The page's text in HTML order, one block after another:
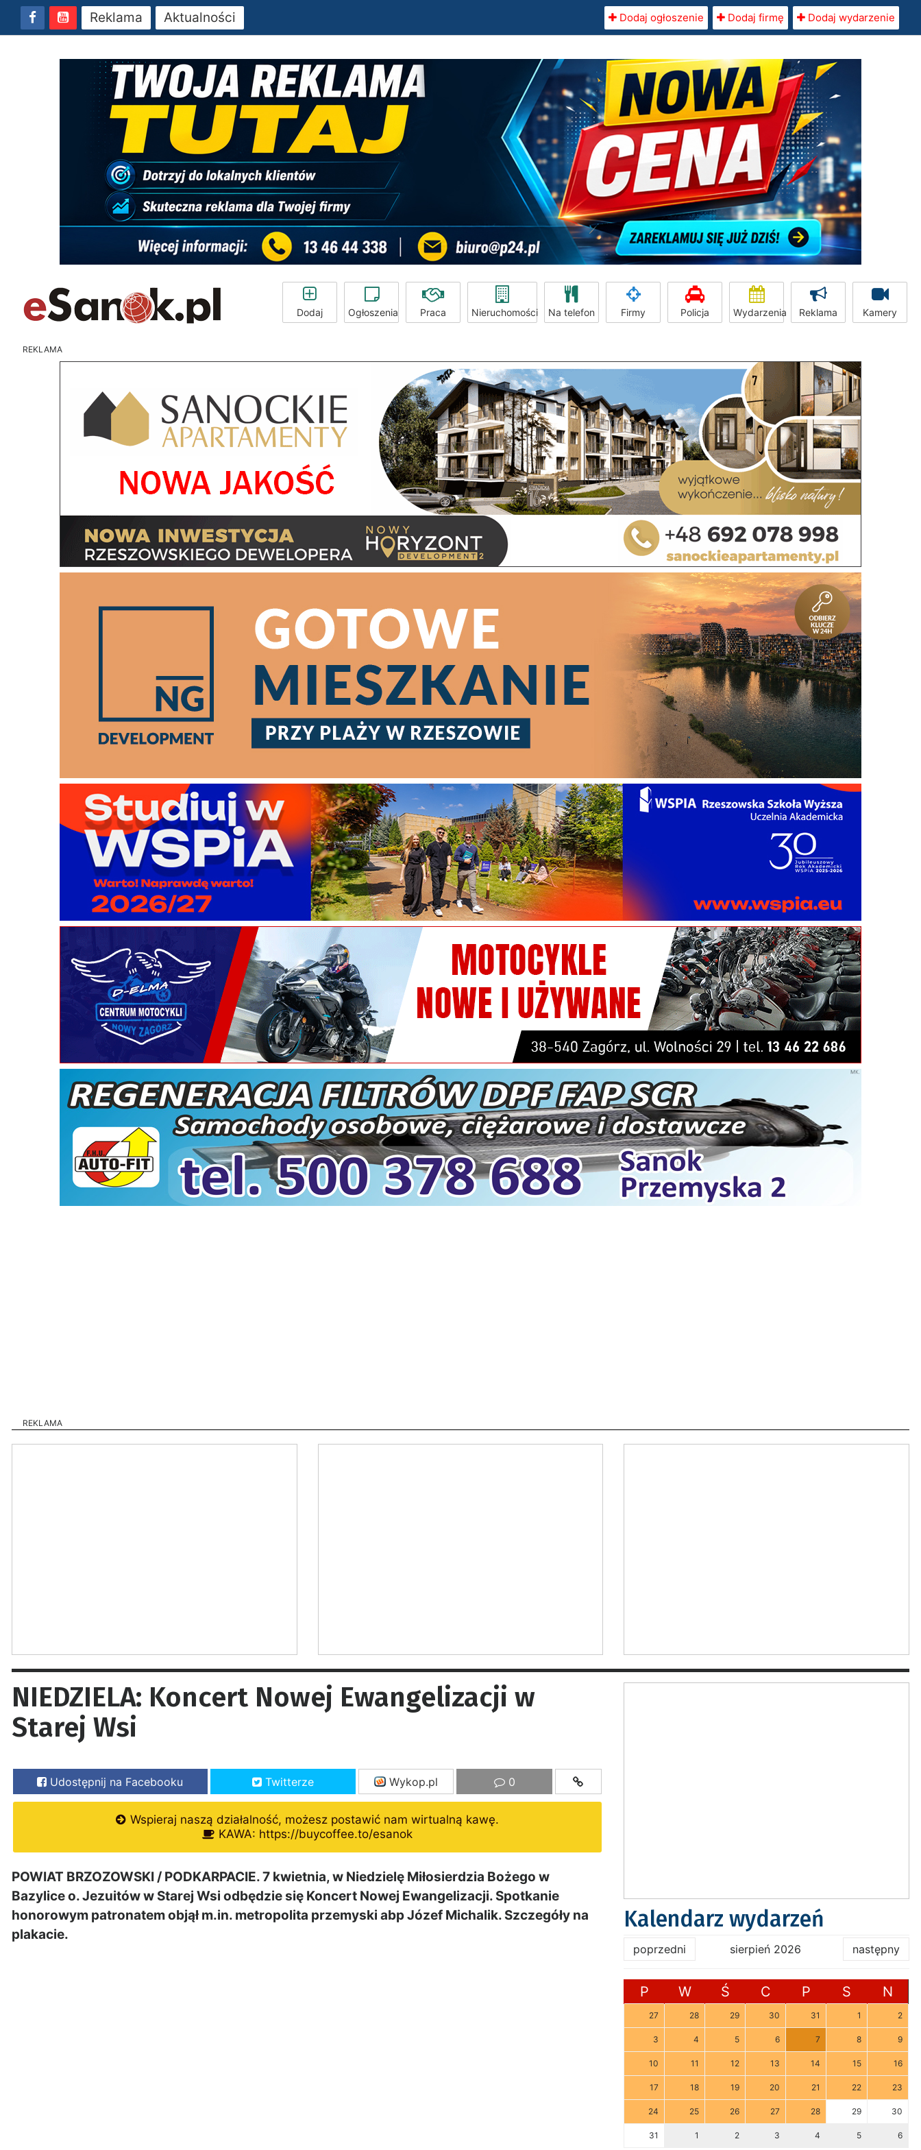
Reklama Aktualności Dodaj ogłoszenie Dodaj firmę Dodaj wydarzenie
Dodaj Ogłoszenia Praca Nieruchomości Na telefon Firmy Policja Wydarzenia Reklama Kamery
REKLAMA
REKLAMA
NIEDZIELA: Koncert Nowej Ewangelizacji w
Starej Wsi
Udostępnij na Facebooku Twitterze Wykop.pl 0
Wspieraj naszą działalność, możesz postawić nam wirtualną kawę.
KAWA: https://buycoffee.to/esanok
POWIAT BRZOZOWSKI / PODKARPACIE. 7 kwietnia, w Niedzielę Miłosierdzia Bożego w
Bazylice o. Jezuitów w Starej Wsi odbędzie się Koncert Nowej Ewangelizacji. Spotkanie
honorowym patronatem objął m.in. metropolita przemyski abp Józef Michalik. Szczegóły na
plakacie.
Kalendarz wydarzeń
poprzedni sierpień 2026 następny
P W Ś C P S N
27 28 29 30 31 1 2
3 4 5 6 7 8 9
10 11 12 13 14 15 16
17 18 19 20 21 22 23
24 25 26 27 28 29 30
31 1 2 3 4 5 6